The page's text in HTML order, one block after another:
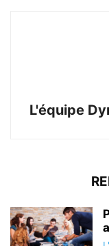
L'équipe